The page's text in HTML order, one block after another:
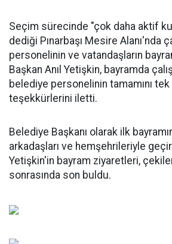
Seçim sürecinde "çok daha aktif
dediği Pınarbaşı Mesire Alanı'nda
personelinin ve vatandaşların
Başkan Anıl Yetişkin, bayramda
belediye personelinin tamamını
teşekkürlerini iletti.
Belediye Başkanı olarak ilk
arkadaşları ve hemşehrileriyle
Yetişkin'in bayram ziyaretleri,
sonrasında son buldu.